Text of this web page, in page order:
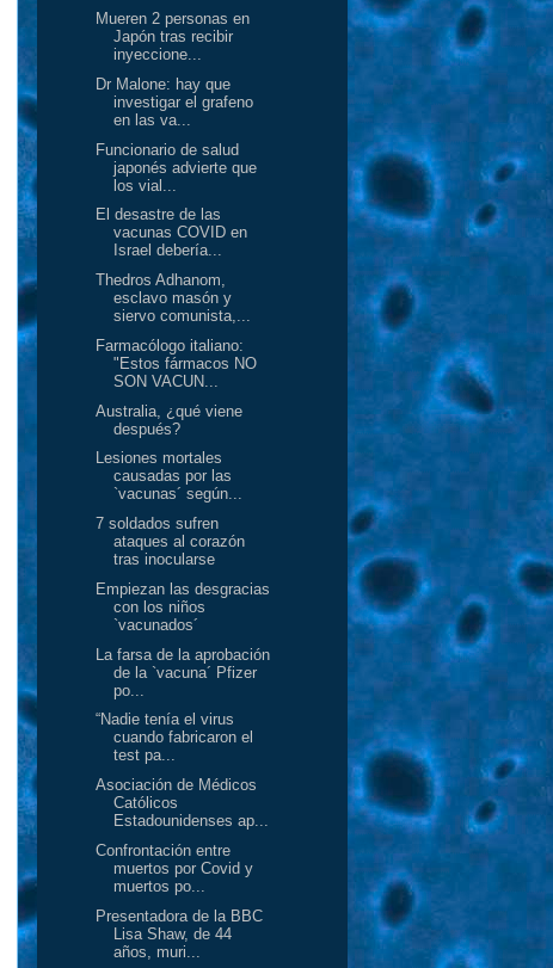
Mueren 2 personas en
Japón tras recibir
inyeccione...
Dr Malone: hay que
investigar el grafeno
en las va...
Funcionario de salud
japonés advierte que
los vial...
El desastre de las
vacunas COVID en
Israel debería...
Thedros Adhanom,
esclavo masón y
siervo comunista,...
Farmacólogo italiano:
"Estos fármacos NO
SON VACUN...
Australia, ¿qué viene
después?
Lesiones mortales
causadas por las
`vacunas´ según...
7 soldados sufren
ataques al corazón
tras inocularse
Empiezan las desgracias
con los niños
`vacunados´
La farsa de la aprobación
de la `vacuna´ Pfizer
po...
“Nadie tenía el virus
cuando fabricaron el
test pa...
Asociación de Médicos
Católicos
Estadounidenses ap...
Confrontación entre
muertos por Covid y
muertos po...
Presentadora de la BBC
Lisa Shaw, de 44
años, muri...